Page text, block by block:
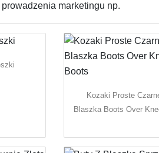
marketingu np.
Kozaki Proste
Blaszka Boots Over